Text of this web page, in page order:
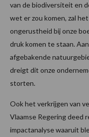
van de biodiversiteit en
wet er zou komen, zal
ongerustheid bij onze
druk komen te staan.
afgebakende
dreigt dit onze
storten.
Ook het verkrijgen van
Vlaamse Regering deed
impactanalyse waaruit